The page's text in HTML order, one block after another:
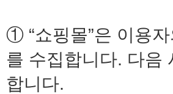
① “쇼핑몰”은 이용
를 수집합니다. 다음
합니다.